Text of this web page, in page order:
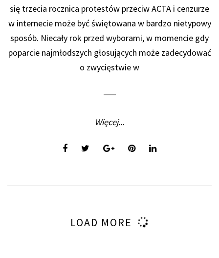
się trzecia rocznica protestów przeciw ACTA i cenzurze
w internecie może być świętowana w bardzo nietypowy
sposób. Niecały rok przed wyborami, w momencie gdy
poparcie najmłodszych głosujących może zadecydować
o zwycięstwie w
Więcej...
LOAD MORE